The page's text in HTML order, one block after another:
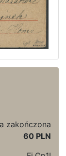
zakończona
60 PLN